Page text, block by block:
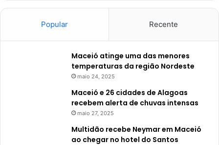
Popular Recente
Maceió atinge uma das menores
temperaturas da região Nordeste
maio 24, 2025
Maceió e 26 cidades de Alagoas
recebem alerta de chuvas intensas
maio 27, 2025
Multidão recebe Neymar em Maceió
ao chegar no hotel do Santos